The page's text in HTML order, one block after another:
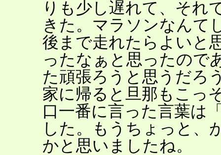
りも少し遅れて、それ
きた。マラソンなんて
後まで走れたらよいと
ったなぁと思ったので
た頑張ろうと思うだろ
家に帰ると旦那もこっ
口一番に言った言葉は
した。もうちょっと、
かと思いましたね。